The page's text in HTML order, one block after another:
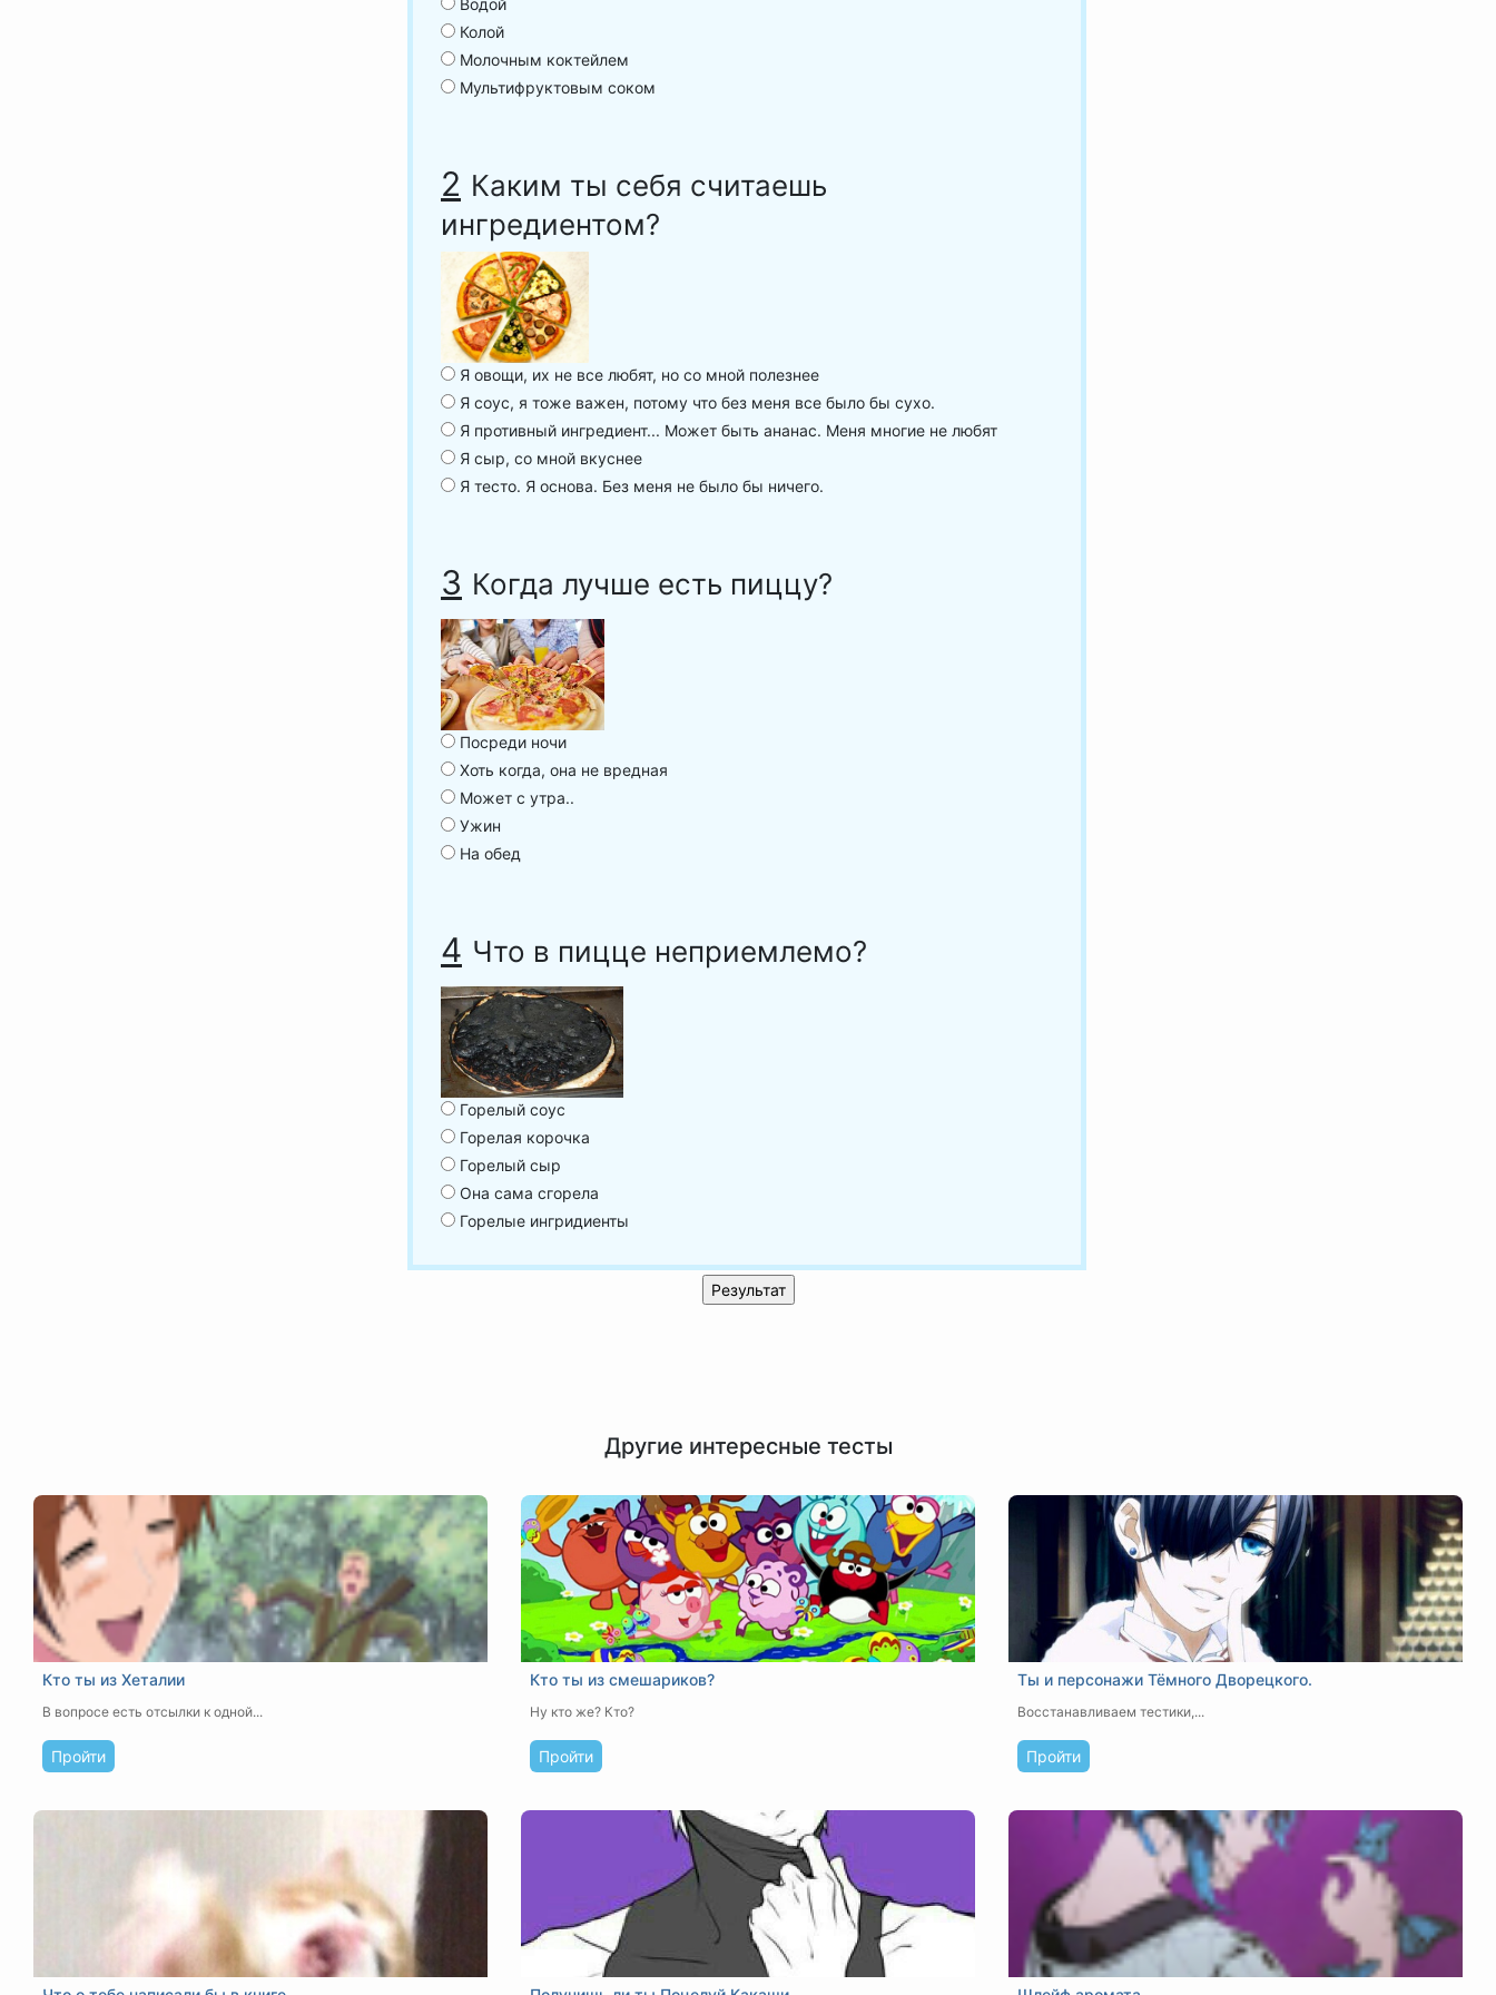
Водой
Колой
Молочным коктейлем
Мультифруктовым соком
2 Каким ты себя считаешь
ингредиентом?
Я овощи, их не все любят, но со мной полезнее
Я соус, я тоже важен, потому что без меня все было бы сухо.
Я противный ингредиент... Может быть ананас. Меня многие не любят
Я сыр, со мной вкуснее
Я тесто. Я основа. Без меня не было бы ничего.
3 Когда лучше есть пиццу?
Посреди ночи
Хоть когда, она не вредная
Может с утра..
Ужин
На обед
4 Что в пицце неприемлемо?
Горелый соус
Горелая корочка
Горелый сыр
Она сама сгорела
Горелые ингридиенты
Другие интересные тесты
Кто ты из Хеталии
В вопросе есть отсылки к одной...
Пройти
Кто ты из смешариков?
Ну кто же? Кто?
Пройти
Ты и персонажи Тёмного Дворецкого.
Восстанавливаем тестики,...
Пройти